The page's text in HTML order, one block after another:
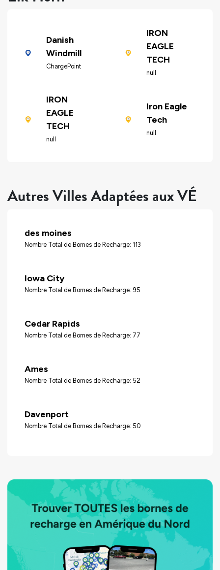
Danish
Windmill
ChargePoint
IRON
EAGLE
TECH
null
IRON
EAGLE
TECH
null
Iron Eagle
Tech
null
Autres Villes Adaptées aux VÉ
des moines
Nombre Total de Bornes de Recharge: 113
Iowa City
Nombre Total de Bornes de Recharge: 95
Cedar Rapids
Nombre Total de Bornes de Recharge: 77
Ames
Nombre Total de Bornes de Recharge: 52
Davenport
Nombre Total de Bornes de Recharge: 50